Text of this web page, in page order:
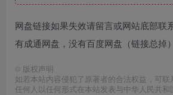
网盘链接如果失效请留言或网站底部联
有成通网盘，没有百度网盘（链接总掉）
© 版权声明
如若本站内容侵犯了原著者的合法权益，可
任何人以任何形式在本站发表与中华人民共和